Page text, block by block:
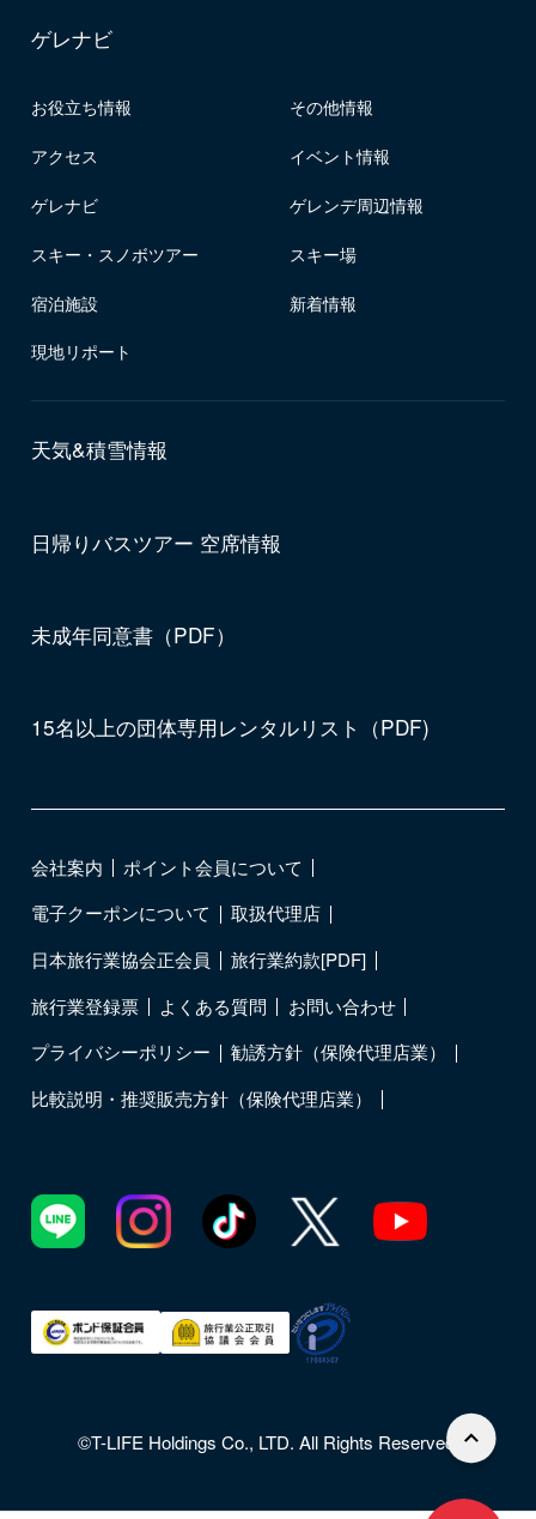
ゲレナビ
お役立ち情報 その他情報
アクセス イベント情報
ゲレナビ ゲレンデ周辺情報
スキー・スノボツアー スキー場
宿泊施設 新着情報
現地リポート
天気&積雪情報
日帰りバスツアー 空席情報
未成年同意書（PDF）
15名以上の団体専用レンタルリスト（PDF)
会社案内
ポイント会員について
電子クーポンについて
取扱代理店
日本旅行業協会正会員
旅行業約款[PDF]
旅行業登録票
よくある質問
お問い合わせ
プライバシーポリシー
勧誘方針（保険代理店業）
比較説明・推奨販売方針（保険代理店業）
©T-LIFE Holdings Co., LTD. All Rights Reserved.